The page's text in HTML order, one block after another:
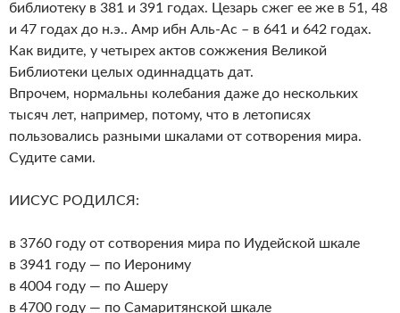
библиотеку в 381 и 391 годах. Цезарь сжег ее же в 51, 48
и 47 годах до н.э.. Амр ибн Аль-Ас – в 641 и 642 годах.
Как видите, у четырех актов сожжения Великой
Библиотеки целых одиннадцать дат.
Впрочем, нормальны колебания даже до нескольких
тысяч лет, например, потому, что в летописях
пользовались разными шкалами от сотворения мира.
Судите сами.
ИИСУС РОДИЛСЯ:
в 3760 году от сотворения мира по Иудейской шкале
в 3941 году — по Иерониму
в 4004 году — по Ашеру
в 4700 году — по Самаритянской шкале